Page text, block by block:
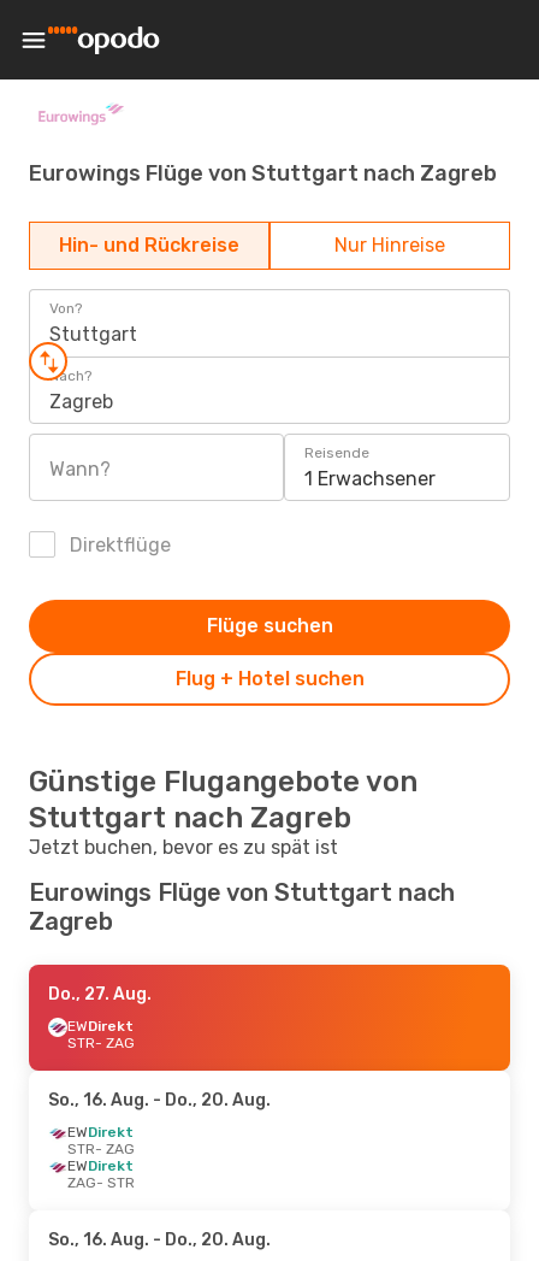
Eurowings Flüge von Stuttgart nach Zagreb
Hin- und Rückreise Nur Hinreise
Von?
Stuttgart
Nach?
Zagreb
Wann?
Reisende
1 Erwachsener
Direktflüge
Flug + Hotel suchen
Flüge suchen
Günstige Flugangebote von
Stuttgart nach Zagreb
Jetzt buchen, bevor es zu spät ist
Eurowings Flüge von Stuttgart nach
Zagreb
Do., 27. Aug.
EWDirekt
STR- ZAG
So., 16. Aug. - Do., 20. Aug.
EWDirekt
STR- ZAG
EWDirekt
ZAG- STR
So., 16. Aug. - Do., 20. Aug.